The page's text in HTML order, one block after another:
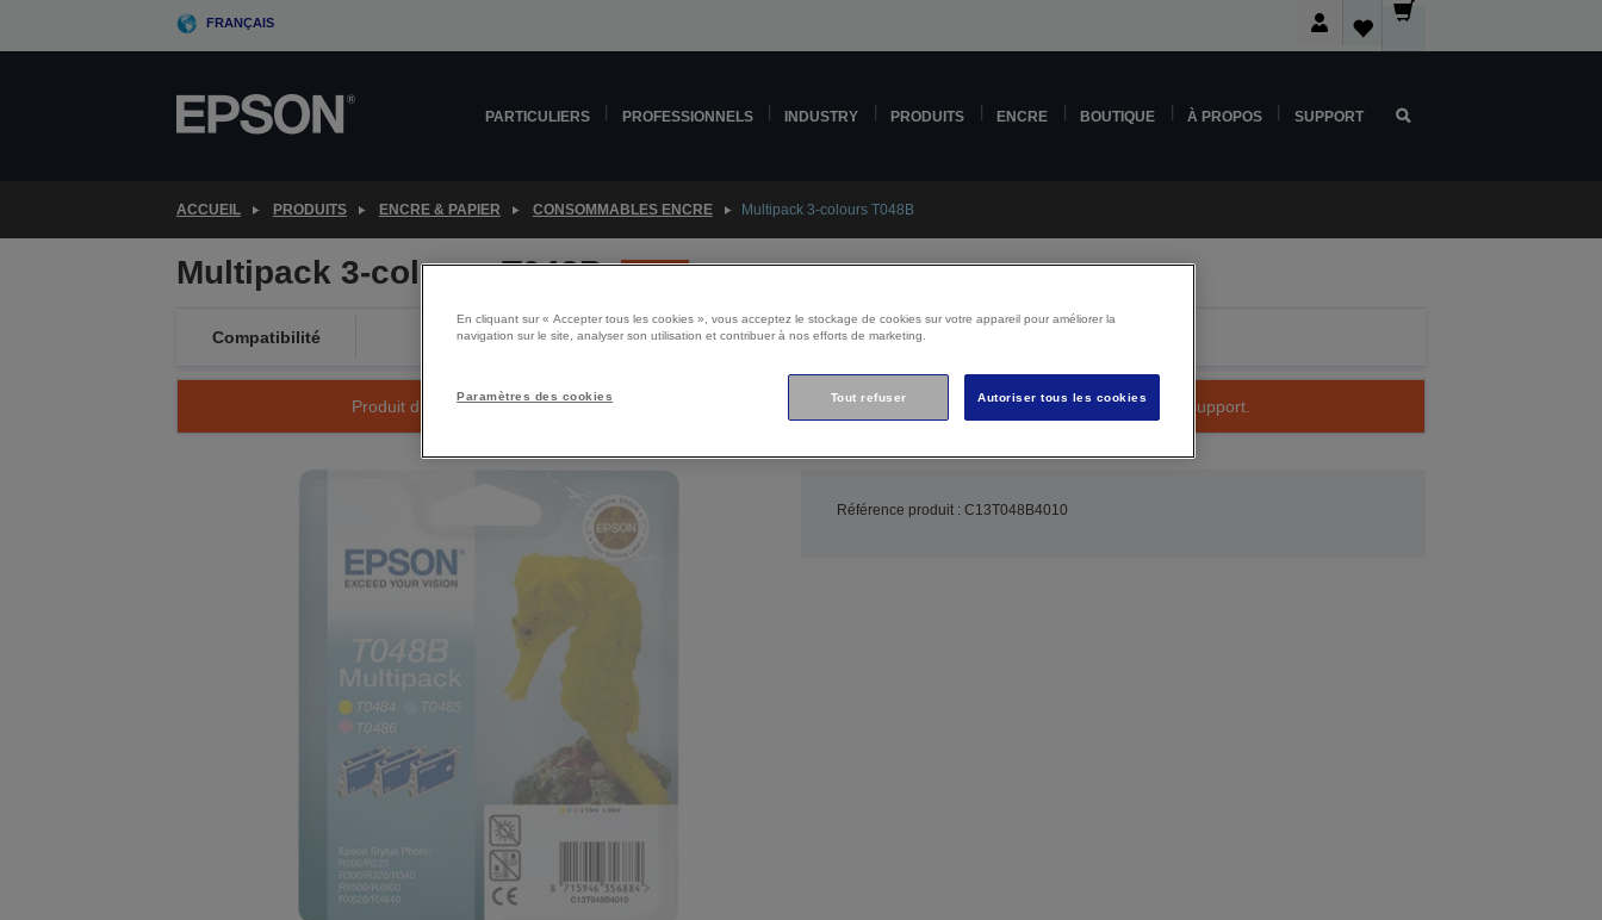
FRANÇAIS
PARTICULIERS PROFESSIONNELS INDUSTRY PRODUITS ENCRE BOUTIQUE À PROPOS SUPPORT
ACCUEIL PRODUITS ENCRE & PAPIER CONSOMMABLES ENCRE Multipack 3-colours T048B
Multipack 3-colours T048B
Compatibilité
Produit discontinué -Désolé, ce produit n’est plus disponible. Cliquez ci-dessous pour continuer à bénéficier du support.
Référence produit : C13T048B4010
En cliquant sur « Accepter tous les cookies », vous acceptez le stockage de cookies sur votre appareil pour améliorer la
navigation sur le site, analyser son utilisation et contribuer à nos efforts de marketing.
Tout refuser Autoriser tous les cookies
Paramètres des cookies